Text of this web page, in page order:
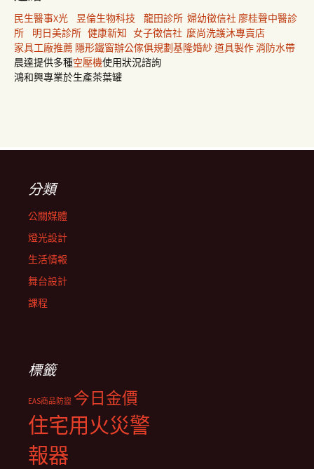
民生醫事X光 昱倫生物科技 龍田診所 婦幼徵信社 廖桂聲中醫診
所
明日美診所 健康新知 女子徵信社 麼尚洗護沐專賣店
家具工廠推薦 隱形鐵窗辦公傢俱規劃基隆婚紗道具製作消防水帶
晨達提供多種空壓機使用狀況諮詢
鴻和興專業於生產茶葉罐
分類
公關媒體
燈光設計
生活情報
舞台設計
課程
標籤
EAS商品防盜 今日金價
住宅用火災警
報器